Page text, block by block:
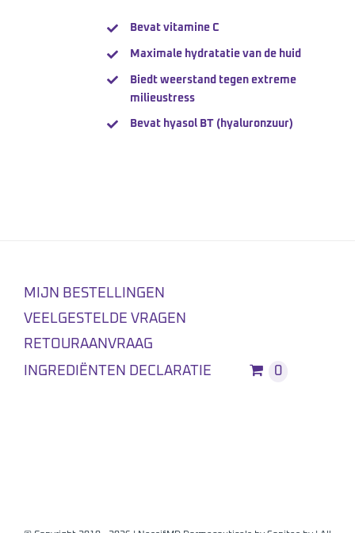
Bevat vitamine C
Maximale hydratatie van de huid
Biedt weerstand tegen extreme
milieustress
Bevat hyasol BT (hyaluronzuur)
MIJN BESTELLINGEN
VEELGESTELDE VRAGEN
RETOURAANVRAAG
INGREDIËNTEN DECLARATIE
0